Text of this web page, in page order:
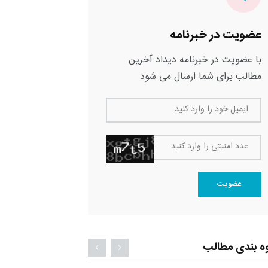
عضویت در خبرنامه
با عضویت در خبرنامه دیداد آخرین
مطالب برای شما ارسال می شود
ایمیل خود را وارد کنید
عدد امنیتی را وارد کنید
عضویت
بندی مطالب